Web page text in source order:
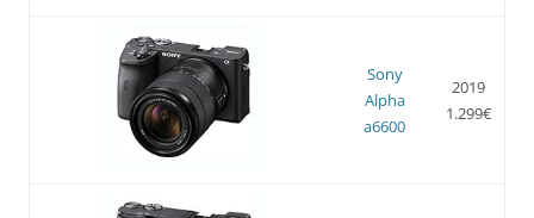
Sony
Alpha
a6600
2019
1.299€